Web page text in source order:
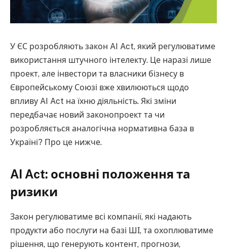
У ЄС розробляють закон AI Act, який регулюватиме
використання штучного інтелекту. Це наразі лише
проект, але інвестори та власники бізнесу в
Європейському Союзі вже хвилюються щодо
впливу AI Act на їхню діяльність. Які зміни
передбачає новий законопроект та чи
розробляється аналогічна нормативна база в
Україні? Про це нижче.
AI Act: основні положення та
ризики
Закон регулюватиме всі компанії, які надають
продукти або послуги на базі ШІ, та охоплюватиме
рішення, що генерують контент, прогнози,